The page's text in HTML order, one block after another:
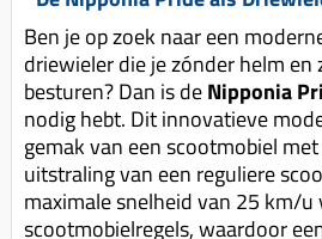
Uitlaat bocht
Radiateur (delen)
Waterpomp (delen)
V-snaren
Variorolsets
Remsegmenten
Remklauw (delen)
Remschijven
Voorrem kabel
Voorvork
Voordragers
Windschermen
Accessoires overig
Zadel
Gereedschap
Speednut
Ben je op zoek naar een
driewieler die je zónder helm
besturen? Dan is deNipponia
nodig hebt. Dit innovatieve
gemak van een scootmobiel
uitstraling van een reguliere
maximale snelheid van 25 km/u
scootmobielregels, waardoor